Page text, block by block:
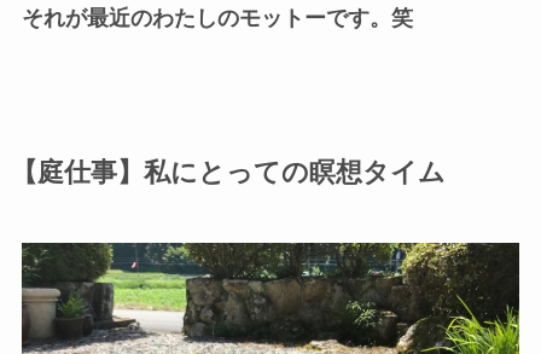
それが最近のわたしのモットーです。笑
【庭仕事】私にとっての瞑想タイム